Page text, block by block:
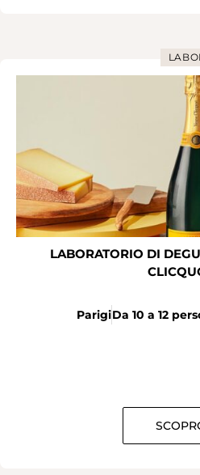
LABORATORIO DI
ParigiDa 10 a 12